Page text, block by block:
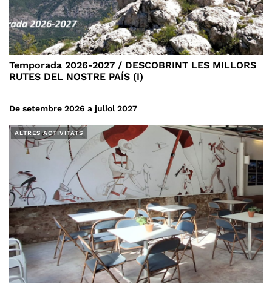
Temporada 2026-2027 / DESCOBRINT LES MILLORS
RUTES DEL NOSTRE PAÍS (I)
De setembre 2026 a juliol 2027
ALTRES ACTIVITATS